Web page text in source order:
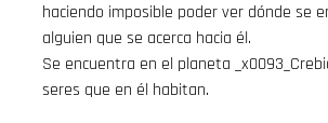
haciendo imposible poder ver dónde se
alguien que se acerca hacia él.
Se encuentra en el planeta
seres que en él habitan.